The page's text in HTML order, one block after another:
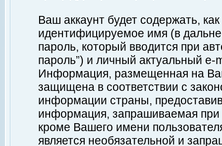
Ваш аккаунт будет содержать,
идентифицируемое имя (в
пароль, который вводится при
пароль”) и личный актуальный
Информация, размещенная на
защищена в соответствии с
информации страны,
информация, запрашиваемая при
кроме Вашего имени
является необязательной и